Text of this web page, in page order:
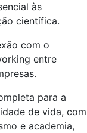
às
científica.
com o
entre
para a
de vida, com
e academia,